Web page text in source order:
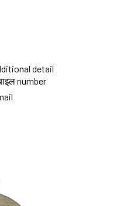
detail
number